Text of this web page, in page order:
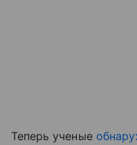
Теперь ученые